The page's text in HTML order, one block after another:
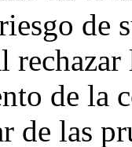
de
de la
de las